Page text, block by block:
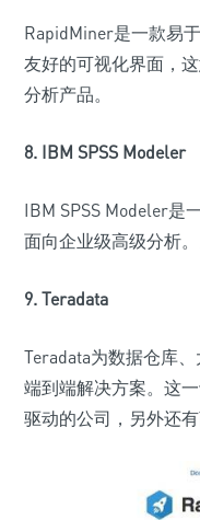
RapidMiner是一款易
友好的可视化界面，
分析产品。
8. IBM SPSS Modeler
IBM SPSS Modeler是
面向企业级高级分析
9. Teradata
Teradata为数据仓库
端到端解决方案。这
驱动的公司，另外还